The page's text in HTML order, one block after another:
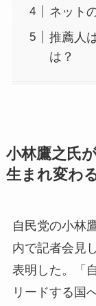
ネット
推薦人
は？
小林鷹之氏
生まれ変わる
自民党の小林
内で記者会見
表明した。「
リードする国